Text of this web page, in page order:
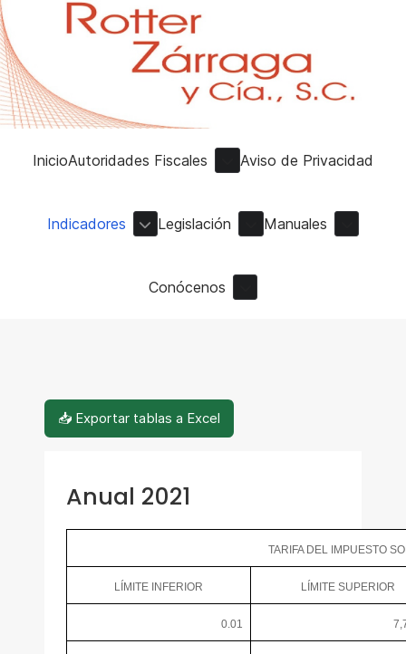
InicioAutoridades Fiscales Aviso de Privacidad
Indicadores Legislación Manuales
Conócenos
📥 Exportar tablas a Excel
Anual 2021
TARIFA DEL IMPUESTO
LÍMITE INFERIOR LÍMITE SUPERIOR
0.01